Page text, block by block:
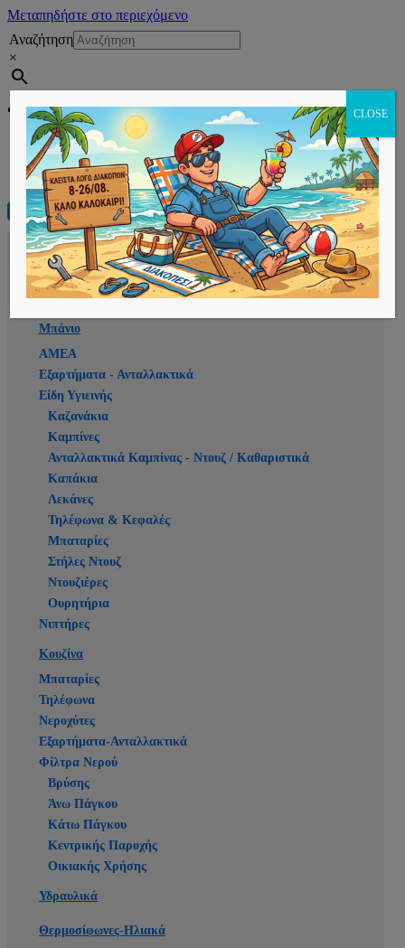
Μεταπηδήστε στο περιεχόμενο
Αναζήτηση
×
Εγγραφή
Αρχική
E-shop
Μπάνιο
ΑΜΕΑ
Εξαρτήματα - Ανταλλακτικά
Είδη Υγιεινής
Καζανάκια
Καμπίνες
Ανταλλακτικά Καμπίνας - Ντουζ / Καθαριστικά
Καπάκια
Λεκάνες
Τηλέφωνα & Κεφαλές
Μπαταρίες
Στήλες Ντουζ
Ντουζιέρες
Ουρητήρια
Νιπτήρες
Κουζίνα
Μπαταρίες
Τηλέφωνα
Νεροχύτες
Εξαρτήματα-Ανταλλακτικά
Φίλτρα Νερού
Βρύσης
Άνω Πάγκου
Κάτω Πάγκου
Κεντρικής Παροχής
Οικιακής Χρήσης
Υδραυλικά
Θερμοσίφωνες-Ηλιακά
CLOSE